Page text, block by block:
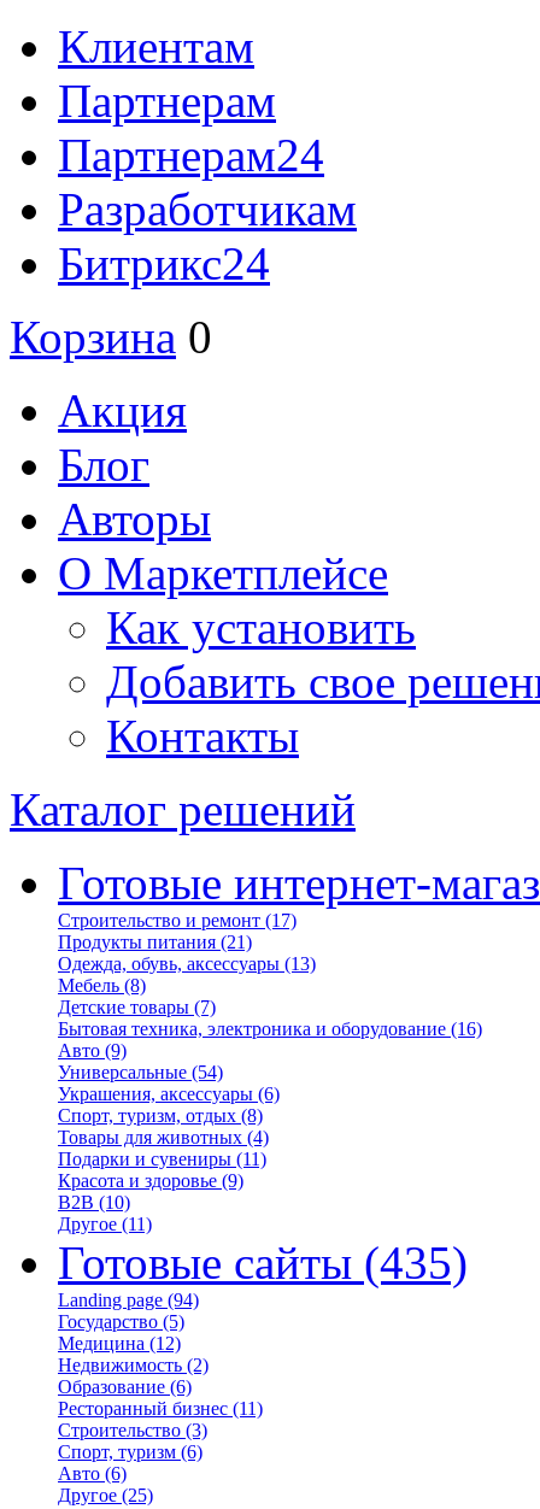
Клиентам
Партнерам
Партнерам24
Разработчикам
Битрикс24
Корзина 0
Акция
Блог
Авторы
О Маркетплейсе
Как установить
Добавить свое
Контакты
Каталог решений
Готовые интернет-
Строительство и ремонт (17)
Продукты питания (21)
Одежда, обувь, аксессуары (13)
Мебель (8)
Детские товары (7)
Бытовая техника, электроника и оборудование (16)
Авто (9)
Универсальные (54)
Украшения, аксессуары (6)
Спорт, туризм, отдых (8)
Товары для животных (4)
Подарки и сувениры (11)
Красота и здоровье (9)
B2B (10)
Другое (11)
Готовые сайты (435)
Landing page (94)
Государство (5)
Медицина (12)
Недвижимость (2)
Образование (6)
Ресторанный бизнес (11)
Строительство (3)
Спорт, туризм (6)
Авто (6)
Другое (25)